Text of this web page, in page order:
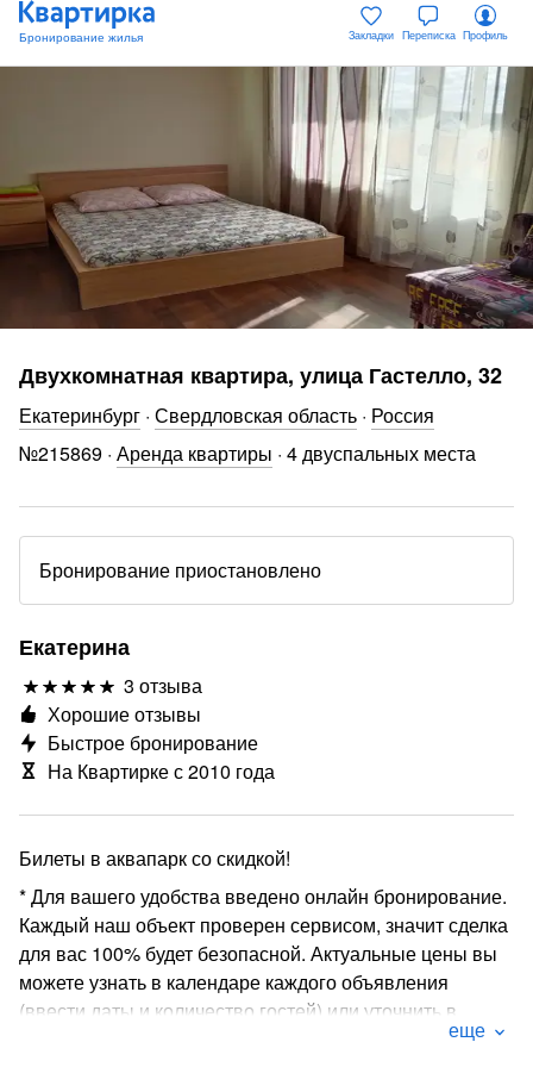
Закладки Переписка Профиль
Двухкомнатная квартира, улица Гастелло, 32
Екатеринбург · Свердловская область · Россия
№215869 · Аренда квартиры · 4 двуспальных места
Бронирование приостановлено
Екатерина
3 отзыва
Хорошие отзывы
Быстрое бронирование
На Квартирке с 2010 года
Билеты в аквапарк со скидкой!
* Для вашего удобства введено онлайн бронирование.
Каждый наш объект проверен сервисом, значит сделка
для вас 100% будет безопасной. Актуальные цены вы
можете узнать в календаре каждого объявления
(ввести даты и количество гостей) или уточнить в
сообщении при подаче заявки на бронирование!еще